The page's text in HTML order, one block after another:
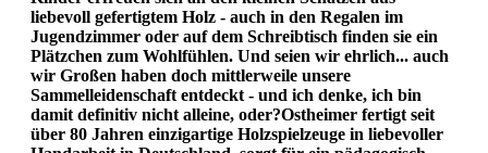
liebevoll gefertigtem Holz - auch in den Regalen im
Jugendzimmer oder auf dem Schreibtisch finden sie ein
Plätzchen zum Wohlfühlen. Und seien wir ehrlich... auch
wir Großen haben doch mittlerweile unsere
Sammelleidenschaft entdeckt - und ich denke, ich bin
damit definitiv nicht alleine, oder?Ostheimer fertigt seit
über 80 Jahren einzigartige Holzspielzeuge in liebevoller